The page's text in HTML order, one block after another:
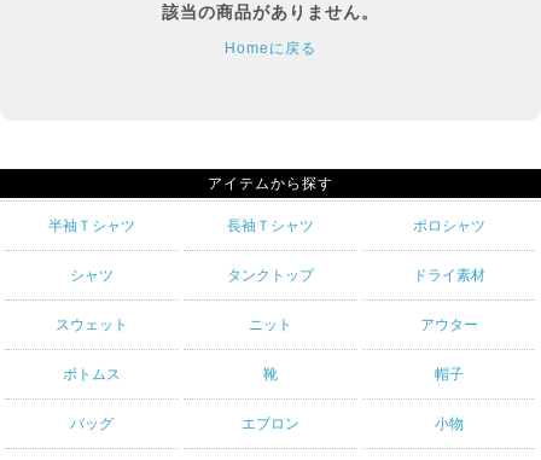
該当の商品がありません。
Homeに戻る
アイテムから探す
半袖Ｔシャツ 長袖Ｔシャツ ポロシャツ
シャツ タンクトップ ドライ素材
スウェット ニット アウター
ボトムス 靴 帽子
バッグ エプロン 小物